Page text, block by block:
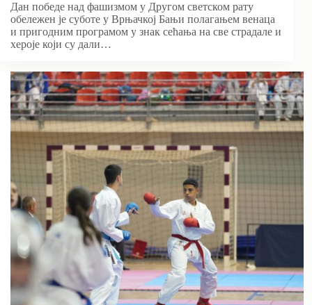
Дан победе над фашизмом у Другом светском рату
обележен је суботе у Врњачкој Бањи полагањем венаца
и пригодним програмом у знак сећања на све страдале и
хероје који су дали…